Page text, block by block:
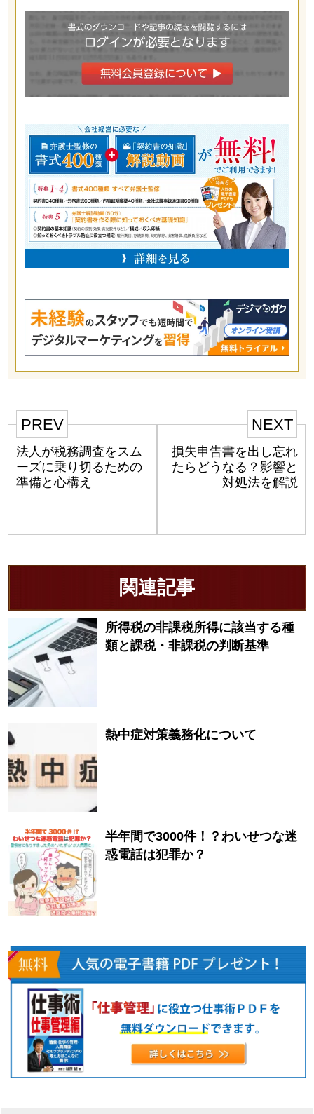
PREV
法人が税務調査をスム
ーズに乗り切るための
準備と心構え
NEXT
損失申告書を出し忘れ
たらどうなる？影響と
対処法を解説
関連記事
所得税の非課税所得に該当する種
類と課税・非課税の判断基準
熱中症対策義務化について
半年間で3000件！？わいせつな迷
惑電話は犯罪か？